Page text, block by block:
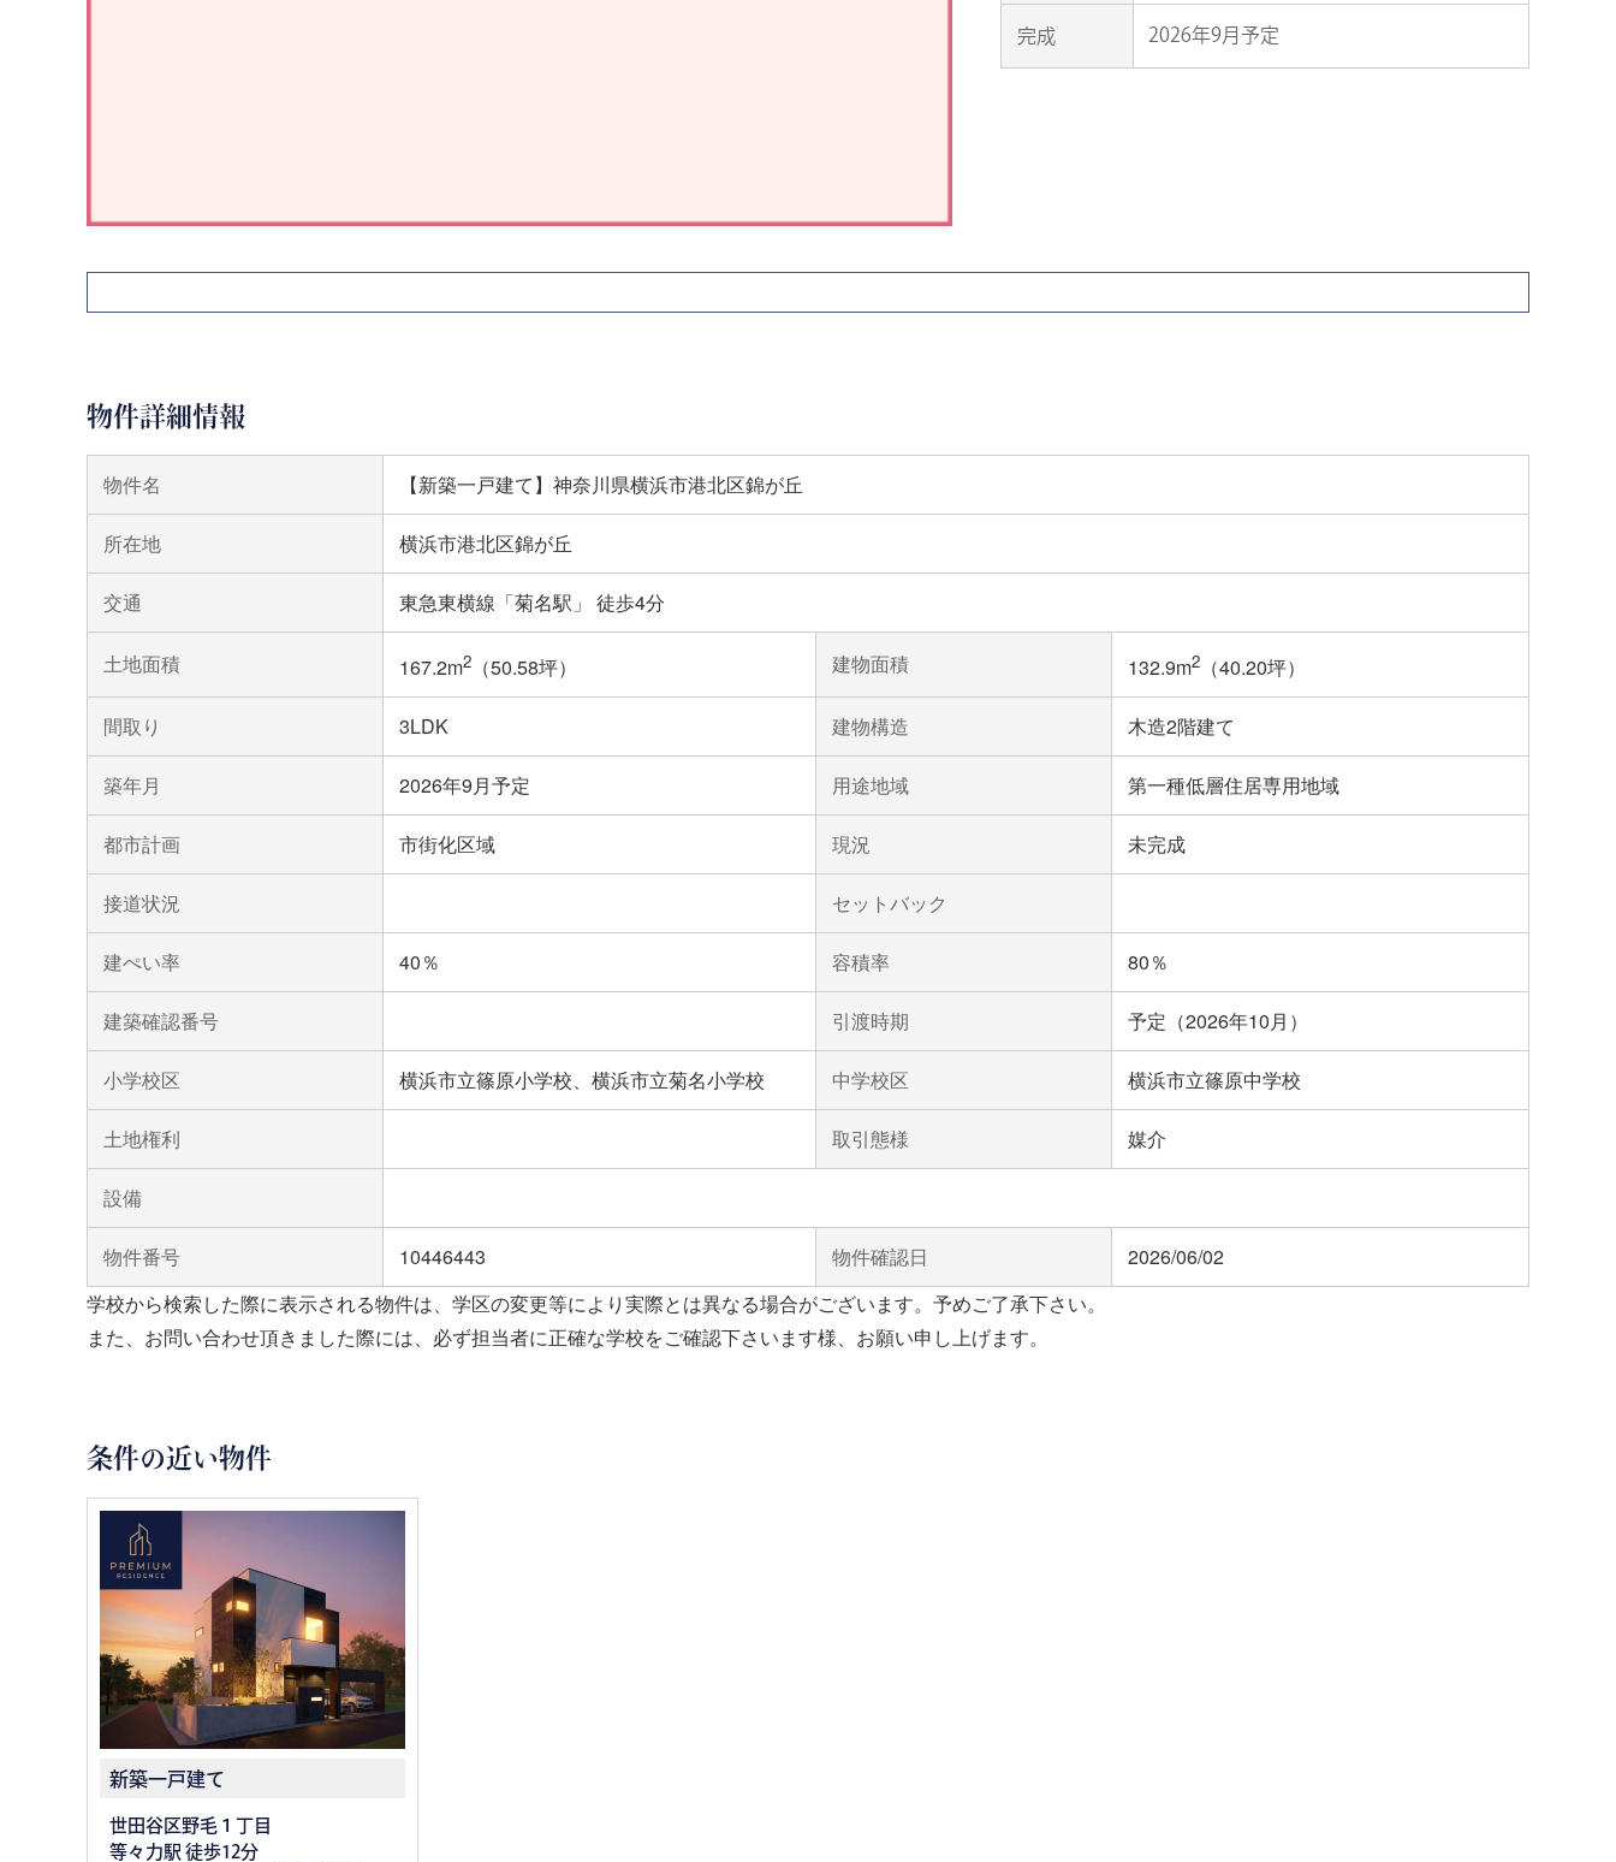
完成 2026年9月予定
物件詳細情報
物件名 【新築一戸建て】神奈川県横浜市港北区錦が丘
所在地 横浜市港北区錦が丘
交通 東急東横線「菊名駅」 徒歩4分
土地面積 167.2m2（50.58坪） 建物面積 132.9m2（40.20坪）
間取り 3LDK 建物構造 木造2階建て
築年月 2026年9月予定 用途地域 第一種低層住居専用地域
都市計画 市街化区域 現況 未完成
接道状況 セットバック
建ぺい率 40％ 容積率 80％
建築確認番号 引渡時期 予定（2026年10月）
小学校区 横浜市立篠原小学校、横浜市立菊名小学校 中学校区 横浜市立篠原中学校
土地権利 取引態様 媒介
設備
物件番号 10446443 物件確認日
2026/06/02
学校から検索した際に表示される物件は、学区の変更等により実際とは異なる場合がございます。予めご了承下さい。
また、お問い合わせ頂きました際には、必ず担当者に正確な学校をご確認下さいます様、お願い申し上げます。
条件の近い物件
新築一戸建て
世田谷区野毛１丁目
等々力駅 徒歩12分